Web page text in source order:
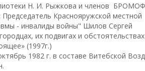
Н. И. Рыжкова и членов БРОМОФ
Краснояружской местной
- инвалиды войны" Шилов Сергей
их подвигах и
(1997г.)
1982 г. в составе Витебской